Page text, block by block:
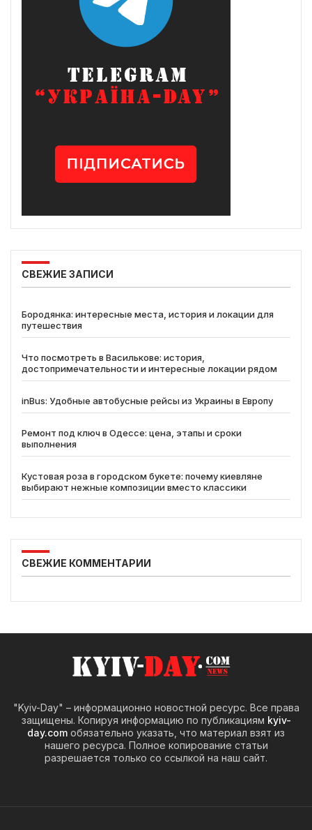
СВЕЖИЕ ЗАПИСИ
Бородянка: интересные места, история и локации для
путешествия
Что посмотреть в Василькове: история,
достопримечательности и интересные локации рядом
inBus: Удобные автобусные рейсы из Украины в Европу
Ремонт под ключ в Одессе: цена, этапы и сроки
выполнения
Кустовая роза в городском букете: почему киевляне
выбирают нежные композиции вместо классики
СВЕЖИЕ КОММЕНТАРИИ
"Kyiv-Day" – информационно новостной ресурс. Все права
защищены. Копируя информацию по публикациям kyiv-
day.com обязательно указать, что материал взят из
нашего ресурса. Полное копирование статьи
разрешается только со ссылкой на наш сайт.